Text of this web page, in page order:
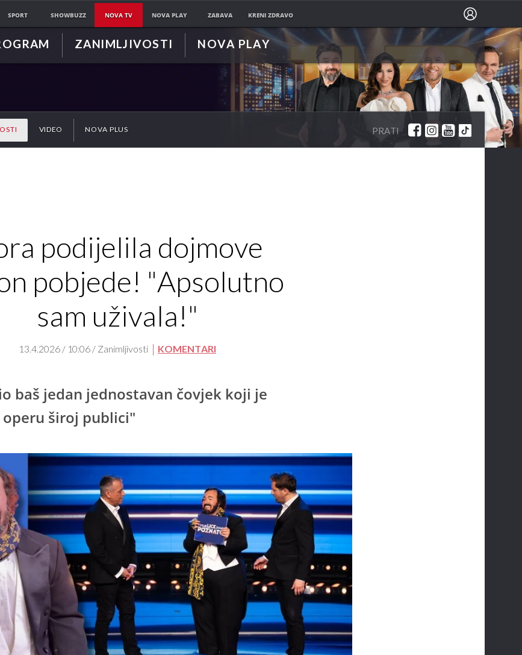
SPORT SHOWBUZZ NOVA TV NOVA PLAY ZABAVA KRENI ZDRAVO
ZANIMLJIVOSTI NOVA PLAY
VIDEO NOVA PLUS PRATI
podijelila dojmove
pobjede! "Apsolutno
sam uživala!"
13.4.2026 / 10:06 / Zanimljivosti KOMENTARI
baš jedan jednostavan čovjek koji je
široj publici"